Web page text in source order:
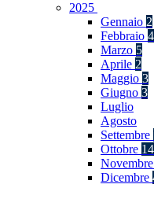
2025
Gennaio 2
Febbraio 4
Marzo 5
Aprile 2
Maggio 3
Giugno 3
Luglio
Agosto
Settembre
Ottobre 14
Novembre
Dicembre